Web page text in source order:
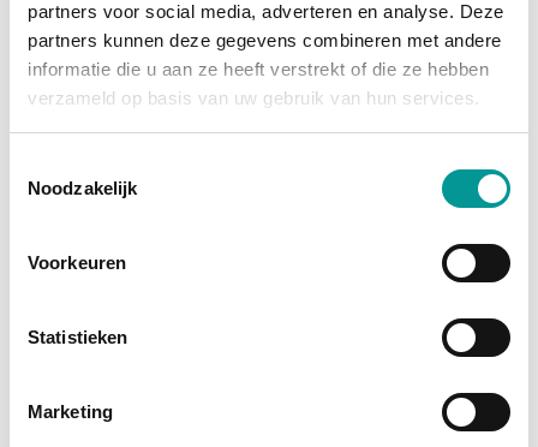
partners voor social media, adverteren en analyse. Deze
partners kunnen deze gegevens combineren met andere
informatie die u aan ze heeft verstrekt of die ze hebben
verzameld op basis van uw gebruik van hun services.
Noodzakelijk
Voorkeuren
Statistieken
Marketing
grootste afschrijving is al gedaan, en je profiteert
van
fiscale voordelenzoals investeringsaftrek en
btw-teruggave (bij een btw-auto). Je wordt namelijk
vrij houdt voor andere investeringen.